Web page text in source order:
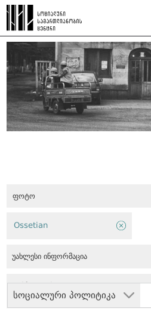
ფოტო
სოციალური პოლიტიკა
Ossetian
უახლესი ინფორმაცია